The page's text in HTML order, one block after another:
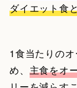
ダイエット食
1食当たりの
め、 主食をオ